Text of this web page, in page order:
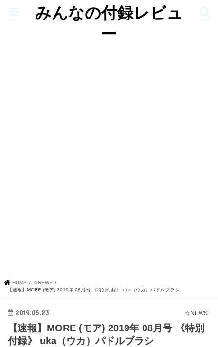
みんなの付録レビュ
ー
HOME
☆NEWS
【速報】MORE (モア) 2019年 08月号 《特別付録》 uka（ウカ）パドルブラシ
☆NEWS
2019.05.23
【速報】MORE (モア) 2019年 08月号 《特別
付録》 uka（ウカ）パドルブラシ